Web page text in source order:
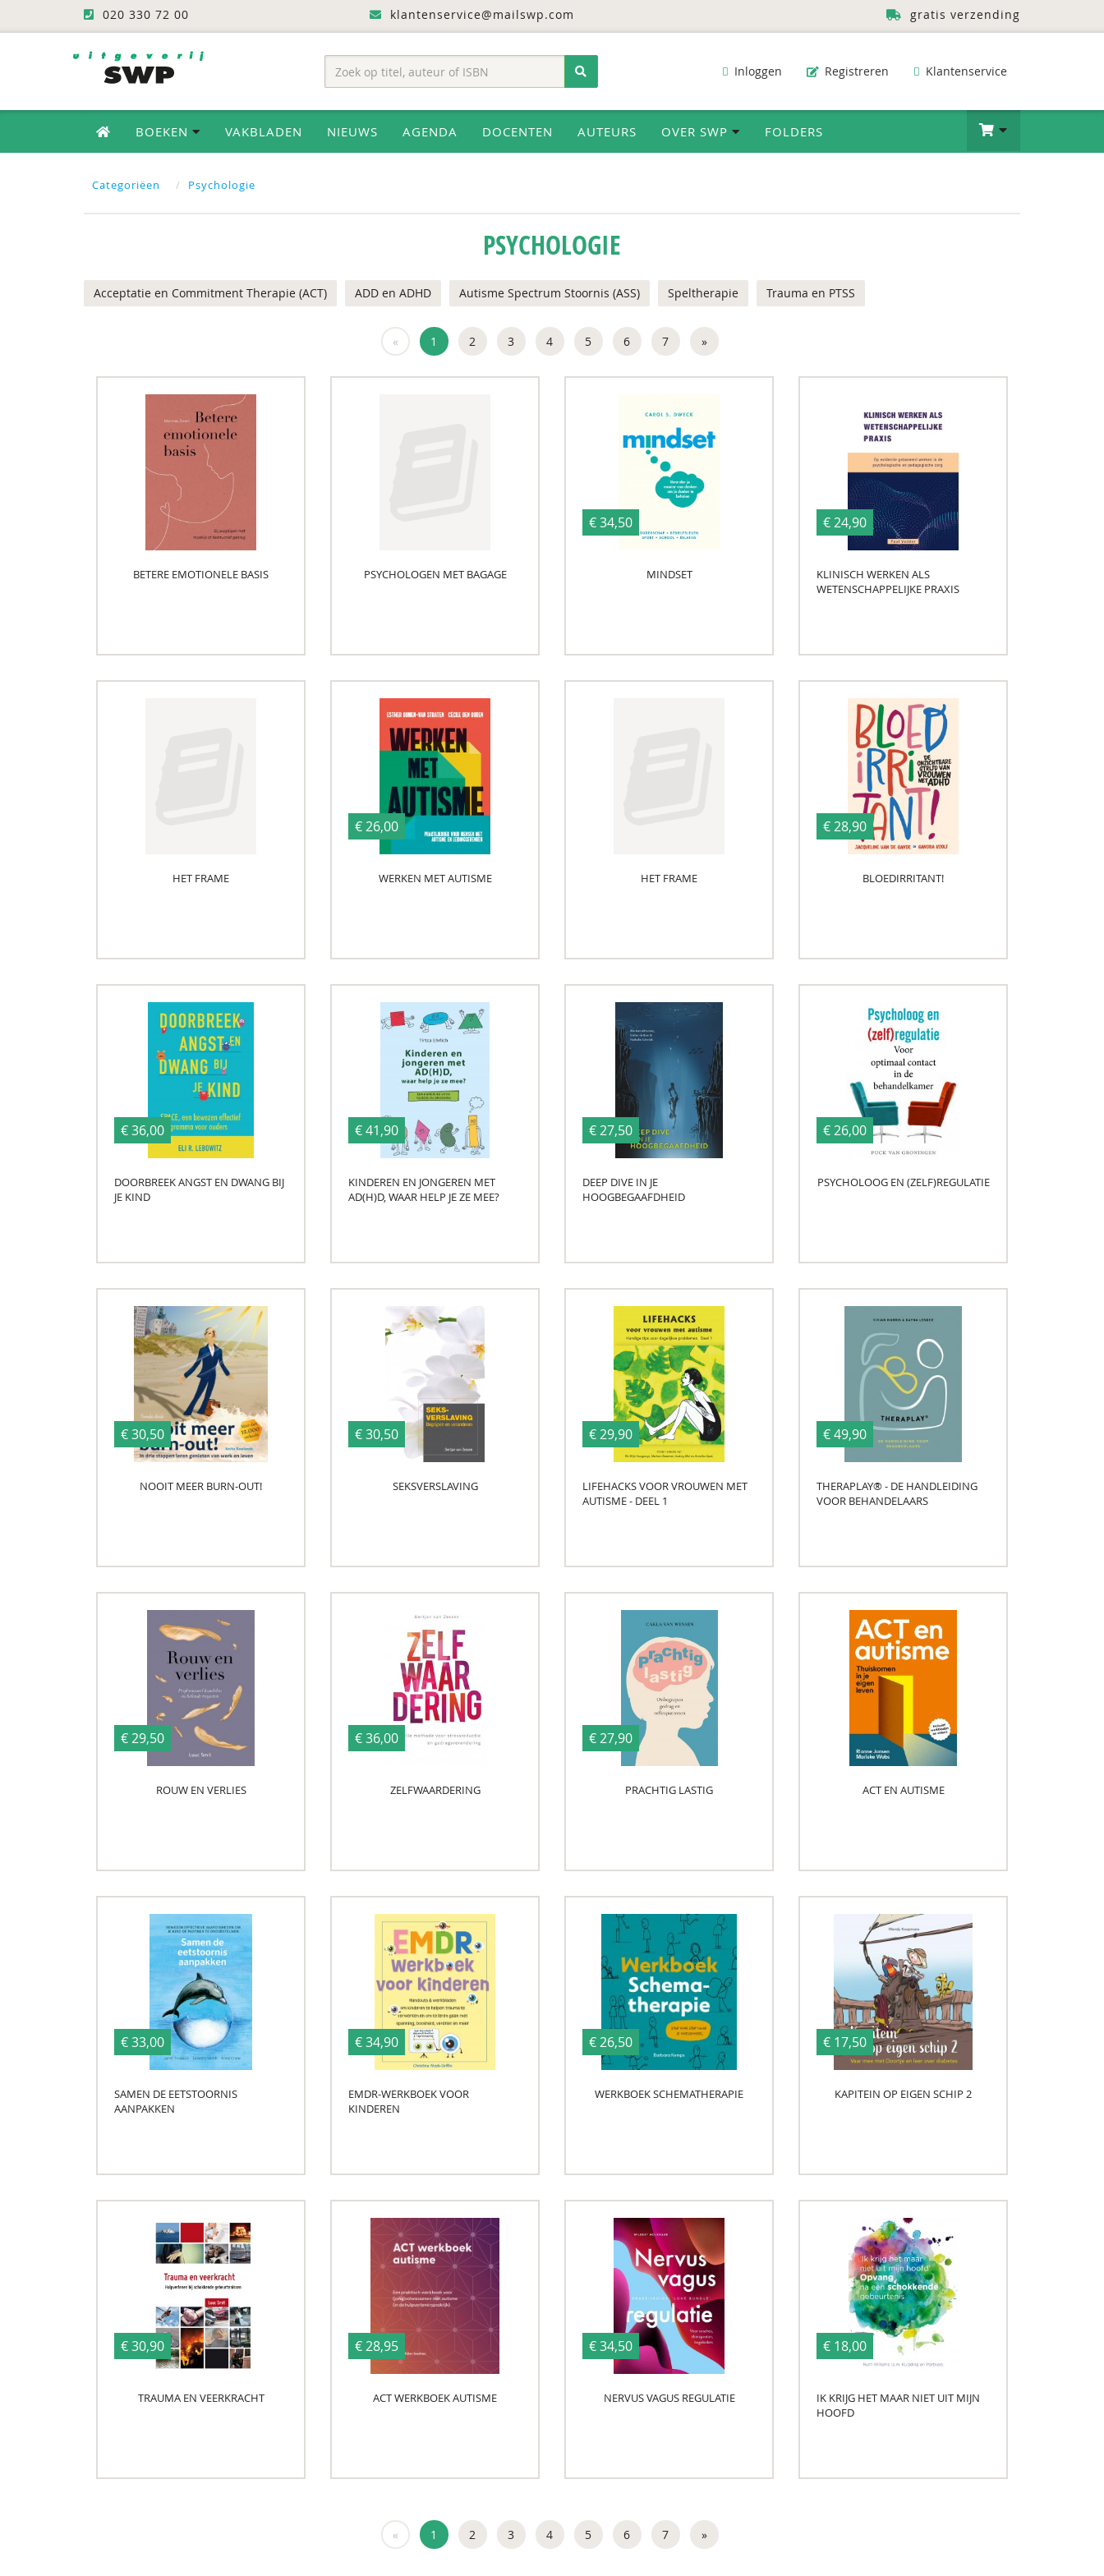
020 330 72 00 klantenservice@mailswp.com gratis verzending
Inloggen Registreren Klantenservice
BOEKEN VAKBLADEN NIEUWS AGENDA DOCENTEN AUTEURS OVER SWP FOLDERS
Categoriëen Psychologie
PSYCHOLOGIE
Acceptatie en Commitment Therapie (ACT) ADD en ADHD Autisme Spectrum Stoornis (ASS) Speltherapie Trauma en PTSS
« 1 2 3 4 5 6 7 »
BETERE EMOTIONELE BASIS PSYCHOLOGEN MET BAGAGE
€ 34,50
MINDSET
€ 24,90
KLINISCH WERKEN ALS
WETENSCHAPPELIJKE PRAXIS
HET FRAME
€ 26,00
WERKEN MET AUTISME HET FRAME
€ 28,90
BLOEDIRRITANT!
€ 36,00
DOORBREEK ANGST EN DWANG BIJ
JE KIND
€ 41,90
KINDEREN EN JONGEREN MET
AD(H)D, WAAR HELP JE ZE MEE?
€ 27,50
DEEP DIVE IN JE
HOOGBEGAAFDHEID
€ 26,00
PSYCHOLOOG EN (ZELF)REGULATIE
€ 30,50
NOOIT MEER BURN-OUT!
€ 30,50
SEKSVERSLAVING
€ 29,90
LIFEHACKS VOOR VROUWEN MET
AUTISME - DEEL 1
€ 49,90
THERAPLAY® - DE HANDLEIDING
VOOR BEHANDELAARS
€ 29,50
ROUW EN VERLIES
€ 36,00
ZELFWAARDERING
€ 27,90
PRACHTIG LASTIG ACT EN AUTISME
€ 33,00
SAMEN DE EETSTOORNIS
AANPAKKEN
€ 34,90
EMDR-WERKBOEK VOOR
KINDEREN
€ 26,50
WERKBOEK SCHEMATHERAPIE
€ 17,50
KAPITEIN OP EIGEN SCHIP 2
€ 30,90
TRAUMA EN VEERKRACHT
€ 28,95
ACT WERKBOEK AUTISME
€ 34,50
NERVUS VAGUS REGULATIE
€ 18,00
IK KRIJG HET MAAR NIET UIT MIJN
HOOFD
« 1 2 3 4 5 6 7 »